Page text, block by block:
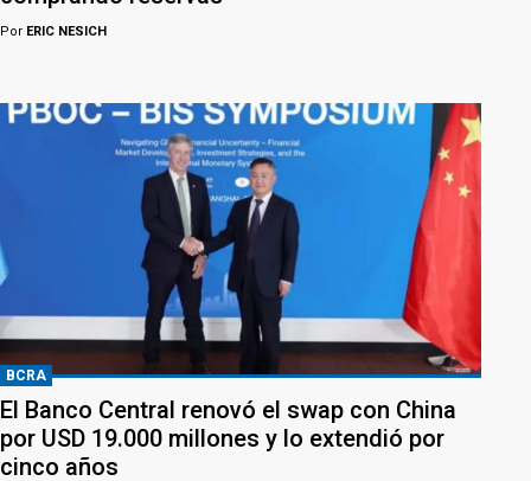
Por ERIC NESICH
BCRA
El Banco Central renovó el swap con China
por USD 19.000 millones y lo extendió por
cinco años